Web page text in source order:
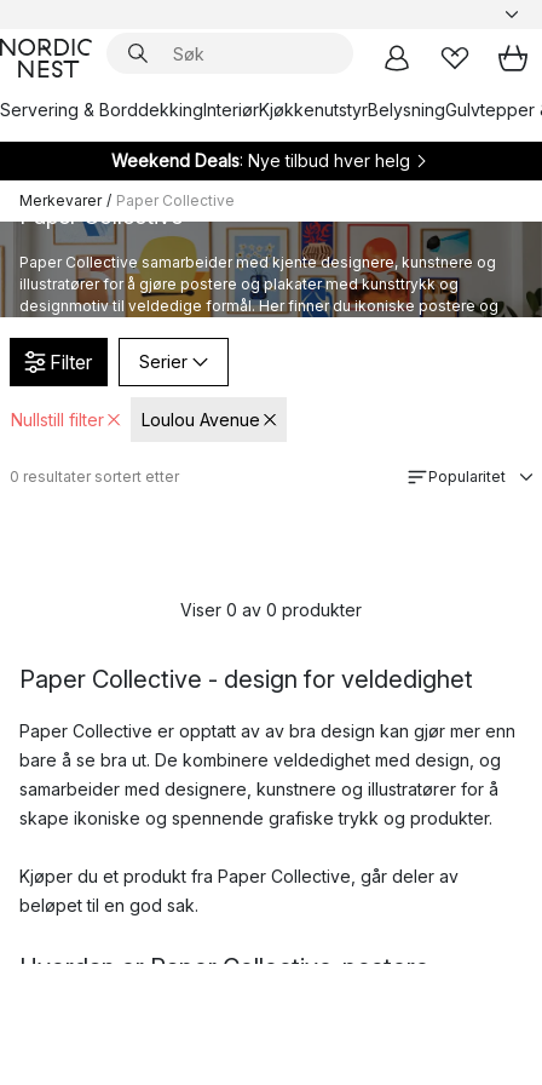
Servering & BorddekkingInteriørKjøkkenutstyrBelysningGulvtepper
Weekend Deals: Nye tilbud hver helg
Merkevarer / Paper Collective
Paper Collective
Paper Collective samarbeider med kjente designere, kunstnere og
illustratører for å gjøre postere og plakater med kunsttrykk og
designmotiv til veldedige formål. Her finner du ikoniske postere og
Filter Serier
Nullstill filter Loulou Avenue
0 resultater sortert etter Popularitet
Viser 0 av 0 produkter
Paper Collective - design for veldedighet
Paper Collective er opptatt av av bra design kan gjør mer enn
bare å se bra ut. De kombinere veldedighet med design, og
samarbeider med designere, kunstnere og illustratører for å
skape ikoniske og spennende grafiske trykk og produkter.
Kjøper du et produkt fra Paper Collective, går deler av
beløpet til en god sak.
Hvordan er Paper Collective-postere